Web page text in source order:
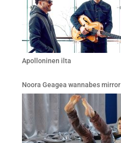
Apolloninen ilta
Noora Geagea wannabes mirror